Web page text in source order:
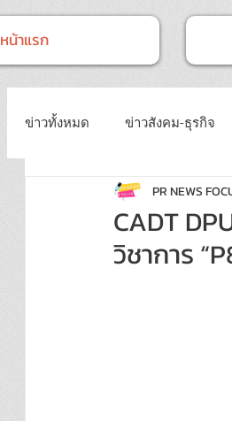
หน้าแรก
ข่าวทั้งหมด ข่าวสังคม-ธุรกิจ
ข่าวงานประชุม-อบรมสัมมนา
ข่าวบันเทิง บทความปร
CADT
วิชาการ
PR NEWS